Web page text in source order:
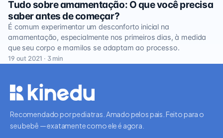
Tudo sobre amamentação: O que você precisa
saber antes de começar?
É comum experimentar um desconforto inicial na
amamentação, especialmente nos primeiros dias, à medida
que seu corpo e mamilos se adaptam ao processo.
19 out 2021 · 3 min
Recomendado por pediatras. Amado pelos pais. Feito para o
seu bebê — exatamente como ele é agora.